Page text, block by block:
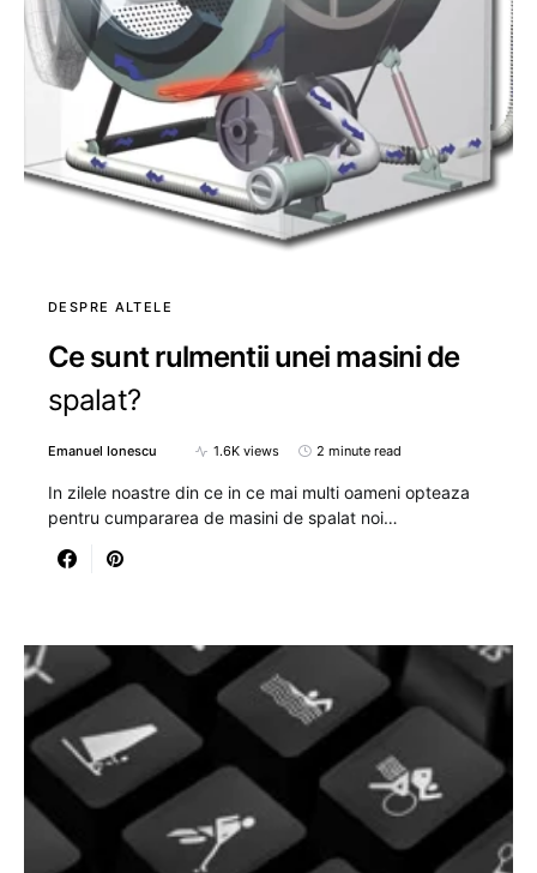
DESPRE ALTELE
Ce sunt rulmentii unei masini de
spalat?
Emanuel Ionescu 1.6K views 2 minute read
In zilele noastre din ce in ce mai multi oameni opteaza
pentru cumpararea de masini de spalat noi…